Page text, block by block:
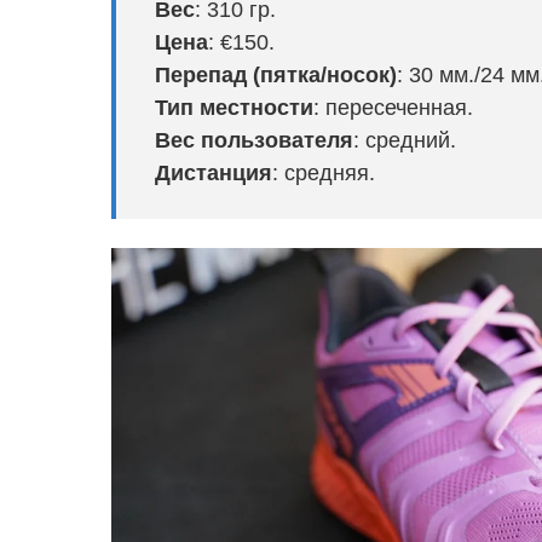
Вес: 310 гр.
Цена: €150.
Перепад (пятка/носок): 30 мм./24
Тип местности: пересеченная.
Вес пользователя: средний.
Дистанция: средняя.